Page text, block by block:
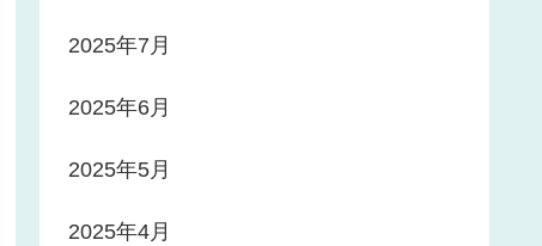
2025年7月
2025年6月
2025年5月
2025年4月